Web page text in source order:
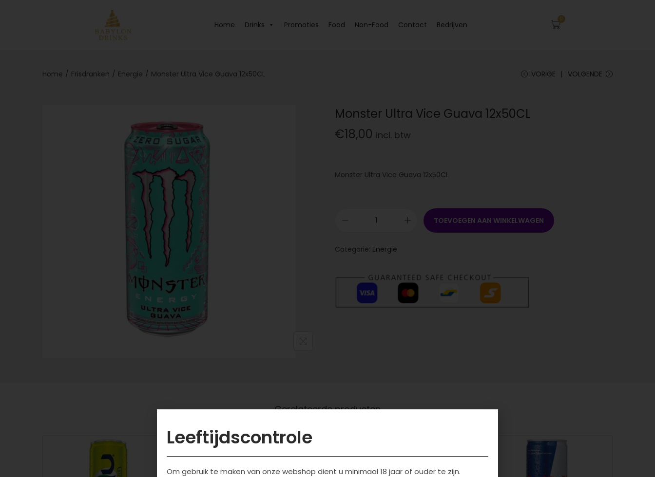
Home Drinks Promoties Food Non-Food Contact Bedrijven
0
Home / Frisdranken / Energie / Monster Ultra Vice Guava 12x50CL VORIGE VOLGENDE
Monster Ultra Vice Guava 12x50CL
€18,00 incl. btw
Monster Ultra Vice Guava 12x50CL
TOEVOEGEN AAN WINKELWAGEN
Categorie: Energie
Gerelateerde producten
Leeftijdscontrole
Om gebruik te maken van onze webshop dient u minimaal 18 jaar of ouder te zijn.